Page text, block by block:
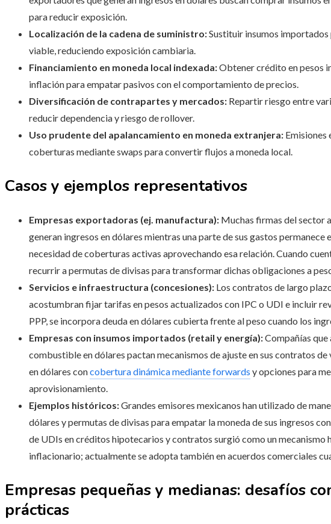
para reducir exposición.
Localización de la cadena de suministro:Sustituir insumos
viable, reduciendo exposición cambiaria.
Financiamiento en moneda local indexada:Obtener crédito en pesos
inflación para empatar pasivos con el comportamiento de precios.
Diversificación de contrapartes y mercados: Repartir riesgo entre
reducir dependencia y riesgo de rollover.
Uso prudente del apalancamiento en moneda extranjera: Emisiones
coberturas mediante swaps para convertir flujos a moneda local.
Casos y ejemplos representativos
Empresas exportadoras (ej. manufactura): Muchas firmas del
generan ingresos en dólares mientras una parte de sus gastos permanece
necesidad de coberturas activas aprovechando esa relación. Cuando
recurrir a permutas de divisas para transformar dichas obligaciones a
Servicios e infraestructura (concesiones): Los contratos de largo
acostumbran fijar tarifas en pesos actualizados con IPC o UDI e incluir
PPP, se incorpora deuda en dólares cubierta frente al peso cuando los
Empresas con insumos importados (retail y energía):Compañías
combustible en dólares pactan mecanismos de ajuste en sus contratos
en dólares concobertura dinámica mediante forwards y opciones para
aprovisionamiento.
Ejemplos históricos:Grandes emisores mexicanos han utilizado de
dólares y permutas de divisas para empatar la moneda de sus ingresos
de UDIs en créditos hipotecarios y contratos surgió como un mecanismo
inflacionario; actualmente se adopta también en acuerdos comerciales
Empresas pequeñas y medianas: desafíos
prácticas